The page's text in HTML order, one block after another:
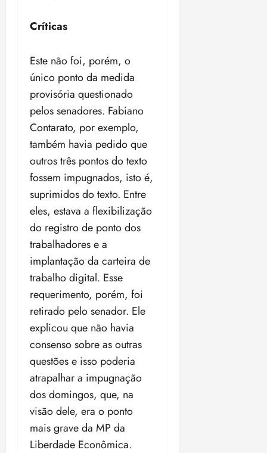
Críticas
Este não foi, porém, o
único ponto da medida
provisória questionado
pelos senadores. Fabiano
Contarato, por exemplo,
também havia pedido que
outros três pontos do texto
fossem impugnados, isto é,
suprimidos do texto. Entre
eles, estava a flexibilização
do registro de ponto dos
trabalhadores e a
implantação da carteira de
trabalho digital. Esse
requerimento, porém, foi
retirado pelo senador. Ele
explicou que não havia
consenso sobre as outras
questões e isso poderia
atrapalhar a impugnação
dos domingos, que, na
visão dele, era o ponto
mais grave da MP da
Liberdade Econômica.